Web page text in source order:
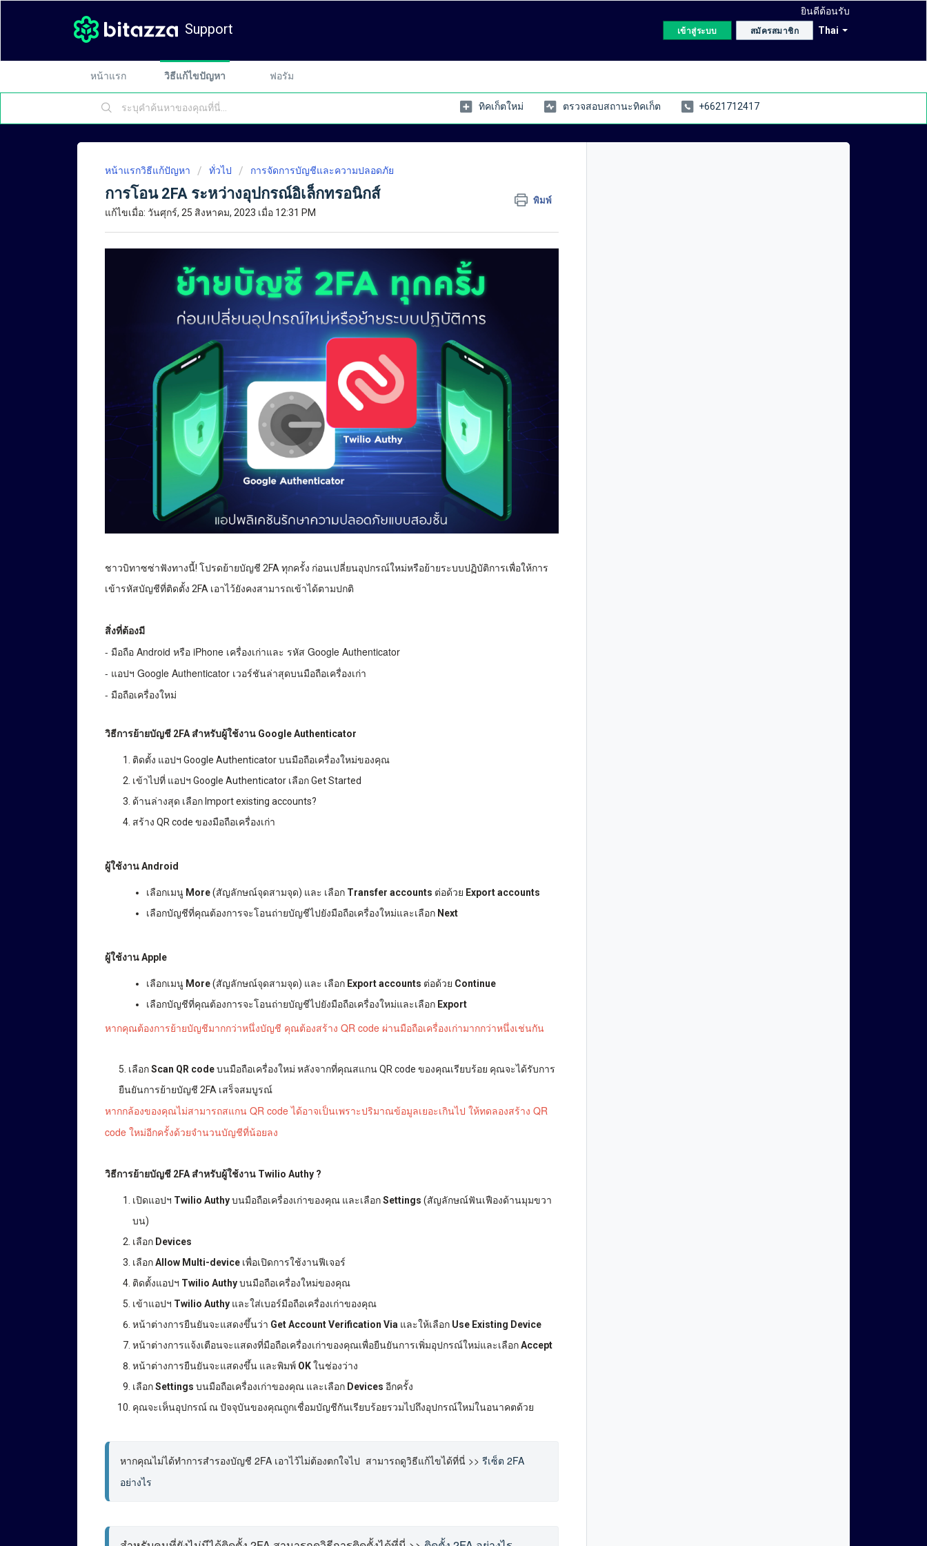
Support Thai
ยินดีต้อนรับ
เข้าสู่ระบบ สมัครสมาชิก
หน้าแรก วิธีแก้ไขปัญหา ฟอรัม
ทิคเก็ตใหม่ ตรวจสอบสถานะทิคเก็ต +6621712417
หน้าแรกวิธีแก้ปัญหา ทั่วไป การจัดการบัญชีและความปลอดภัย
การโอน 2FA ระหว่างอุปกรณ์อิเล็กทรอนิกส์ พิมพ์
แก้ไขเมื่อ: วันศุกร์, 25 สิงหาคม, 2023 เมื่อ 12:31 PM
ชาวบิทาซซ่าฟังทางนี้! โปรดย้ายบัญชี 2FA ทุกครั้ง ก่อนเปลี่ยนอุปกรณ์ใหม่หรือย้ายระบบปฏิบัติการเพื่อให้การ
เข้ารหัสบัญชีที่ติดตั้ง 2FA เอาไว้ยังคงสามารถเข้าได้ตามปกติ
สิ่งที่ต้องมี
- มือถือ Android หรือ iPhone เครื่องเก่าและ รหัส Google Authenticator
- แอปฯ Google Authenticator เวอร์ชันล่าสุดบนมือถือเครื่องเก่า
- มือถือเครื่องใหม่
วิธีการย้ายบัญชี 2FA สำหรับผู้ใช้งาน Google Authenticator
ติดตั้ง แอปฯ Google Authenticator บนมือถือเครื่องใหม่ของคุณ
เข้าไปที่ แอปฯ Google Authenticator เลือก Get Started
ด้านล่างสุด เลือก Import existing accounts?
สร้าง QR code ของมือถือเครื่องเก่า
ผู้ใช้งาน Android
เลือกเมนู More(สัญลักษณ์จุดสามจุด) และ เลือก Transfer accounts ต่อด้วย Export accounts
เลือกบัญชีที่คุณต้องการจะโอนถ่ายบัญชีไปยังมือถือเครื่องใหม่และเลือก Next
ผู้ใช้งาน Apple
เลือกเมนู More(สัญลักษณ์จุดสามจุด) และ เลือก Export accounts ต่อด้วย Continue
เลือกบัญชีที่คุณต้องการจะโอนถ่ายบัญชีไปยังมือถือเครื่องใหม่และเลือก Export
หากคุณต้องการย้ายบัญชีมากกว่าหนึ่งบัญชี คุณต้องสร้าง QR code ผ่านมือถือเครื่องเก่ามากกว่าหนึ่งเช่นกัน
5. เลือกScan QR codeบนมือถือเครื่องใหม่ หลังจากที่คุณสแกน QR code ของคุณเรียบร้อย คุณจะได้รับการ
ยืนยันการย้ายบัญชี 2FA เสร็จสมบูรณ์
หากกล้องของคุณไม่สามารถสแกน QR code ได้อาจเป็นเพราะปริมาณข้อมูลเยอะเกินไป ให้ทดลองสร้าง QR
code ใหม่อีกครั้งด้วยจำนวนบัญชีที่น้อยลง
วิธีการย้ายบัญชี 2FA สำหรับผู้ใช้งาน Twilio Authy ?
เปิดแอปฯ Twilio Authyบนมือถือเครื่องเก่าของคุณ และเลือกSettings (สัญลักษณ์ฟันเฟืองด้านมุมขวา
บน)
เลือก Devices
เลือกAllow Multi-device เพื่อเปิดการใช้งานฟีเจอร์
ติดตั้งแอปฯ Twilio Authyบนมือถือเครื่องใหม่ของคุณ
เข้าแอปฯ Twilio Authy และใส่เบอร์มือถือเครื่องเก่าของคุณ
หน้าต่างการยืนยันจะแสดงขึ้นว่า Get Account Verification Via และให้เลือก Use Existing Device
หน้าต่างการแจ้งเตือนจะแสดงที่มือถือเครื่องเก่าของคุณเพื่อยืนยันการเพิ่มอุปกรณ์ใหม่และเลือกAccept
หน้าต่างการยืนยันจะแสดงขึ้น และพิมพ์ OKในช่องว่าง
เลือกSettings บนมือถือเครื่องเก่าของคุณ และเลือก Devices อีกครั้ง
คุณจะเห็นอุปกรณ์ ณ ปัจจุบันของคุณถูกเชื่อมบัญชีกันเรียบร้อยรวมไปถึงอุปกรณ์ใหม่ในอนาคตด้วย
หากคุณไม่ได้ทำการสำรองบัญชี 2FA เอาไว้ไม่ต้องตกใจไป  สามารถดูวิธีแก้ไขได้ที่นี่ >> รีเซ็ต 2FA
อย่างไร